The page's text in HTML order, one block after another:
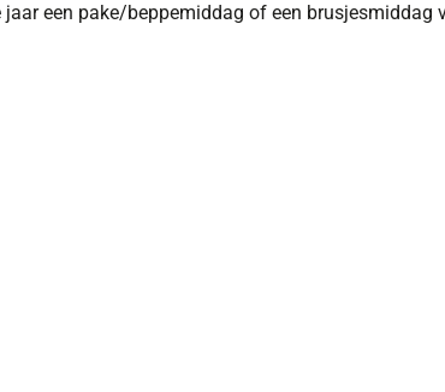
een pake/beppemiddag of een brusjesmiddag